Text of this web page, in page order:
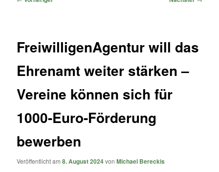
FreiwilligenAgentur will das
Ehrenamt weiter stärken –
Vereine können sich für
1000-Euro-Förderung
bewerben
Veröffentlicht am8. August 2024vonMichael Bereckis